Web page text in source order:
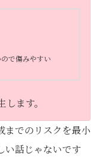
で傷みやすい
ます。
までのリスクを最小
い話じゃないです